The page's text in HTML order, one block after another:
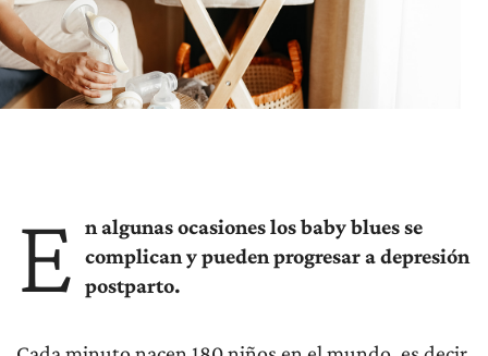
E n algunas ocasiones los baby blues se
complican y pueden progresar a depresión
postparto.